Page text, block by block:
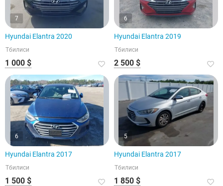
7
Hyundai Elantra 2020
Тбилиси
1 000 $
6
Hyundai Elantra 2019
Тбилиси
2 500 $
6
Hyundai Elantra 2017
Тбилиси
1 500 $
5
Hyundai Elantra 2017
Тбилиси
1 850 $